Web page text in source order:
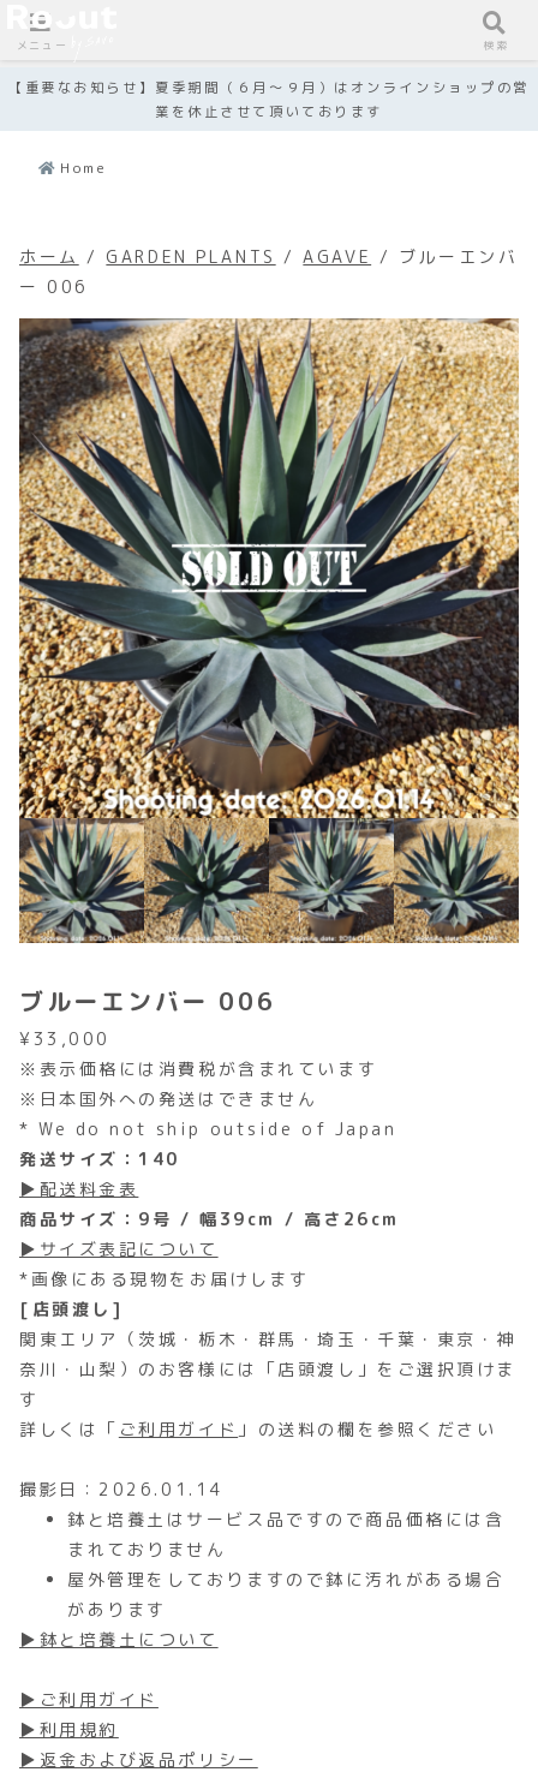
【重要なお知らせ】夏季期間（６月～９月）はオンラインショップの営
業を休止させて頂いております
Home
ホーム / GARDEN PLANTS /AGAVE / ブルーエンバ
ー 006
ブルーエンバー 006
¥ 33,000
※表示価格には消費税が含まれています
※日本国外への発送はできません
* We do not ship outside of Japan
発送サイズ：140
▶配送料金表
商品サイズ：9号 / 幅39cm / 高さ26cm
▶サイズ表記について
*画像にある現物をお届けします
[店頭渡し]
関東エリア（茨城・栃木・群馬・埼玉・千葉・東京・神
奈川・山梨）のお客様には「店頭渡し」をご選択頂けま
す
詳しくは「 ご利用ガイド 」の送料の欄を参照ください
撮影日：2026.01.14
鉢と培養土はサービス品ですので商品価格には含
まれておりません
屋外管理をしておりますので鉢に汚れがある場合
があります
▶鉢と培養土について
▶ご利用ガイド
▶利用規約
▶返金および返品ポリシー
メニュー 検索